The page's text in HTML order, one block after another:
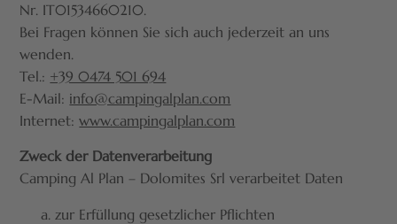
Nr. IT01534660210.
Bei Fragen können Sie sich auch jederzeit an uns
wenden.
Tel.: +39 0474 501 694
E-Mail: info@campingalplan.com
Internet:www.campingalplan.com
Zweck der Datenverarbeitung
Camping Al Plan – Dolomites Srl verarbeitet Daten
zur Erfüllung gesetzlicher Pflichten